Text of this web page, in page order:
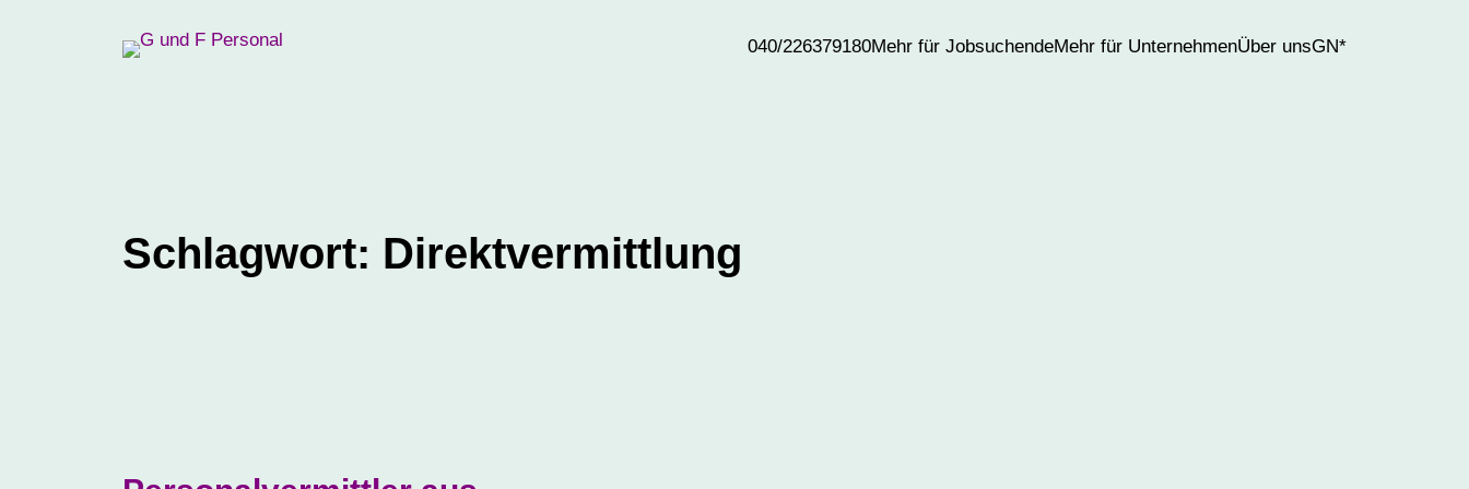
040/226379180Mehr für JobsuchendeMehr für UnternehmenÜber unsGN*
Schlagwort: Direktvermittlung